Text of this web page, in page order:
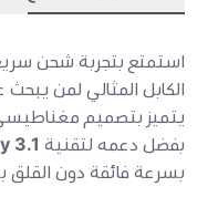
استمتع بتجربة شحن
الكابل المثالي لمن
يتميز بتصميم
بفضل دعمه لتقنية 3.1
بسرعة فائقة دون القلق